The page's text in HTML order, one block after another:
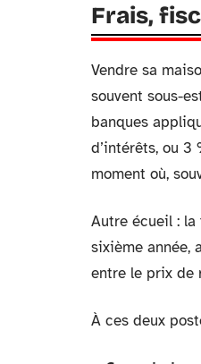
Frais,
Vendre sa
souvent sous-
banques
d’intérêts, ou
moment où,
Autre écueil :
sixième année,
entre le prix de
À ces deux